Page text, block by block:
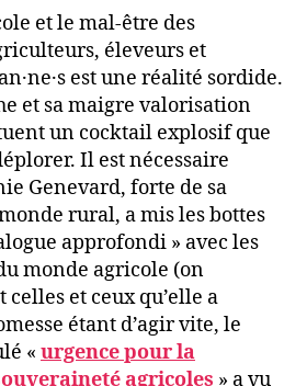
et le mal-être des
éleveurs et
est une réalité sordide.
et sa maigre valorisation
un cocktail explosif que
Il est nécessaire
Genevard, forte de sa
rural, a mis les bottes
approfondi » avec les
monde agricole (on
et ceux qu’elle a
étant d’agir vite, le
« urgence pour la
agricoles » a vu